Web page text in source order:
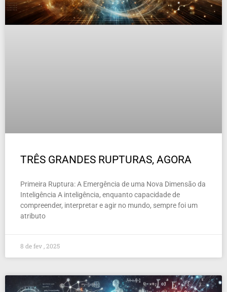
TRÊS GRANDES RUPTURAS, AGORA
Primeira Ruptura: A Emergência de uma Nova Dimensão da
Inteligência A inteligência, enquanto capacidade de
compreender, interpretar e agir no mundo, sempre foi um
atributo
8 de fev , 2025